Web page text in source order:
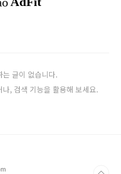
글이 없습니다.
, 검색 기능을 활용해 보세요.